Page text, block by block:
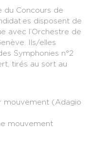
Concours de
disposent de
avec l’Orchestre de
Ils/elles
Symphonies n°2
tirés au sort au
mouvement (Adagio
mouvement